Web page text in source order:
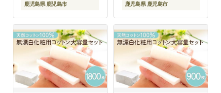
鹿児島県 鹿児島市 鹿児島県 鹿児島市